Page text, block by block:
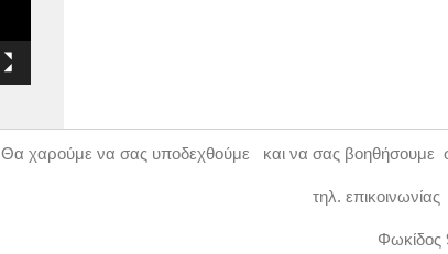
Θα χαρούμε να σας υποδεχθούμε και να σας βοηθήσουμε
τηλ.
Φωκίδος